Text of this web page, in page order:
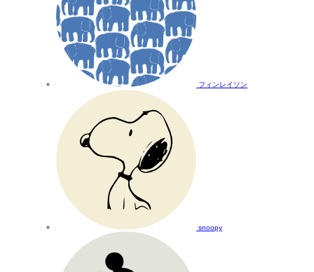
フィンレイソン
snoopy